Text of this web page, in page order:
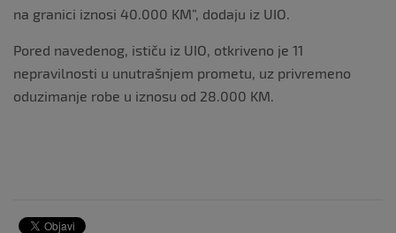
na granici iznosi 40.000 KM”, dodaju iz UIO.
Pored navedenog, ističu iz UIO, otkriveno je 11
nepravilnosti u unutrašnjem prometu, uz privremeno
oduzimanje robe u iznosu od 28.000 KM.